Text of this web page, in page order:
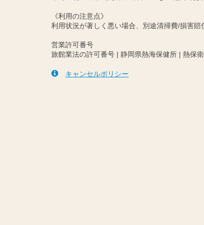
《利用の注意点》
利用状況が著しく悪い場合、別途清掃費/損害
営業許可番号
旅館業法の許可番号 | 静岡県熱海保健所 | 熱保
キャンセルポリシー